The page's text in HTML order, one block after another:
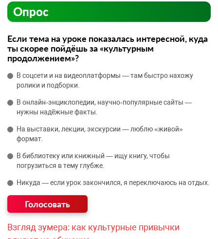
Опрос
Если тема на уроке показалась интересной, куда
ты скорее пойдёшь за «культурным
продолжением»?
В соцсети и на видеоплатформы — там быстро нахожу
ролики и подборки.
В онлайн‑энциклопедии, научно‑популярные сайты —
нужны надёжные факты.
На выставки, лекции, экскурсии — люблю «живой»
формат.
В библиотеку или книжный — ищу книгу, чтобы
погрузиться в тему глубже.
Никуда — если урок закончился, я переключаюсь на отдых.
Взгляд зумера: как культурные привычки